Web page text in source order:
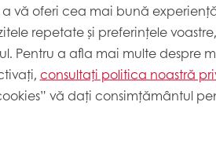
pagini de pe website-ul
experiență personală.
(cum ar fi produsele
vă oferi cea mai bună
repetate și preferințele
Pentru a afla mai multe despre
consultați politica noastră
vă dați consimțământul